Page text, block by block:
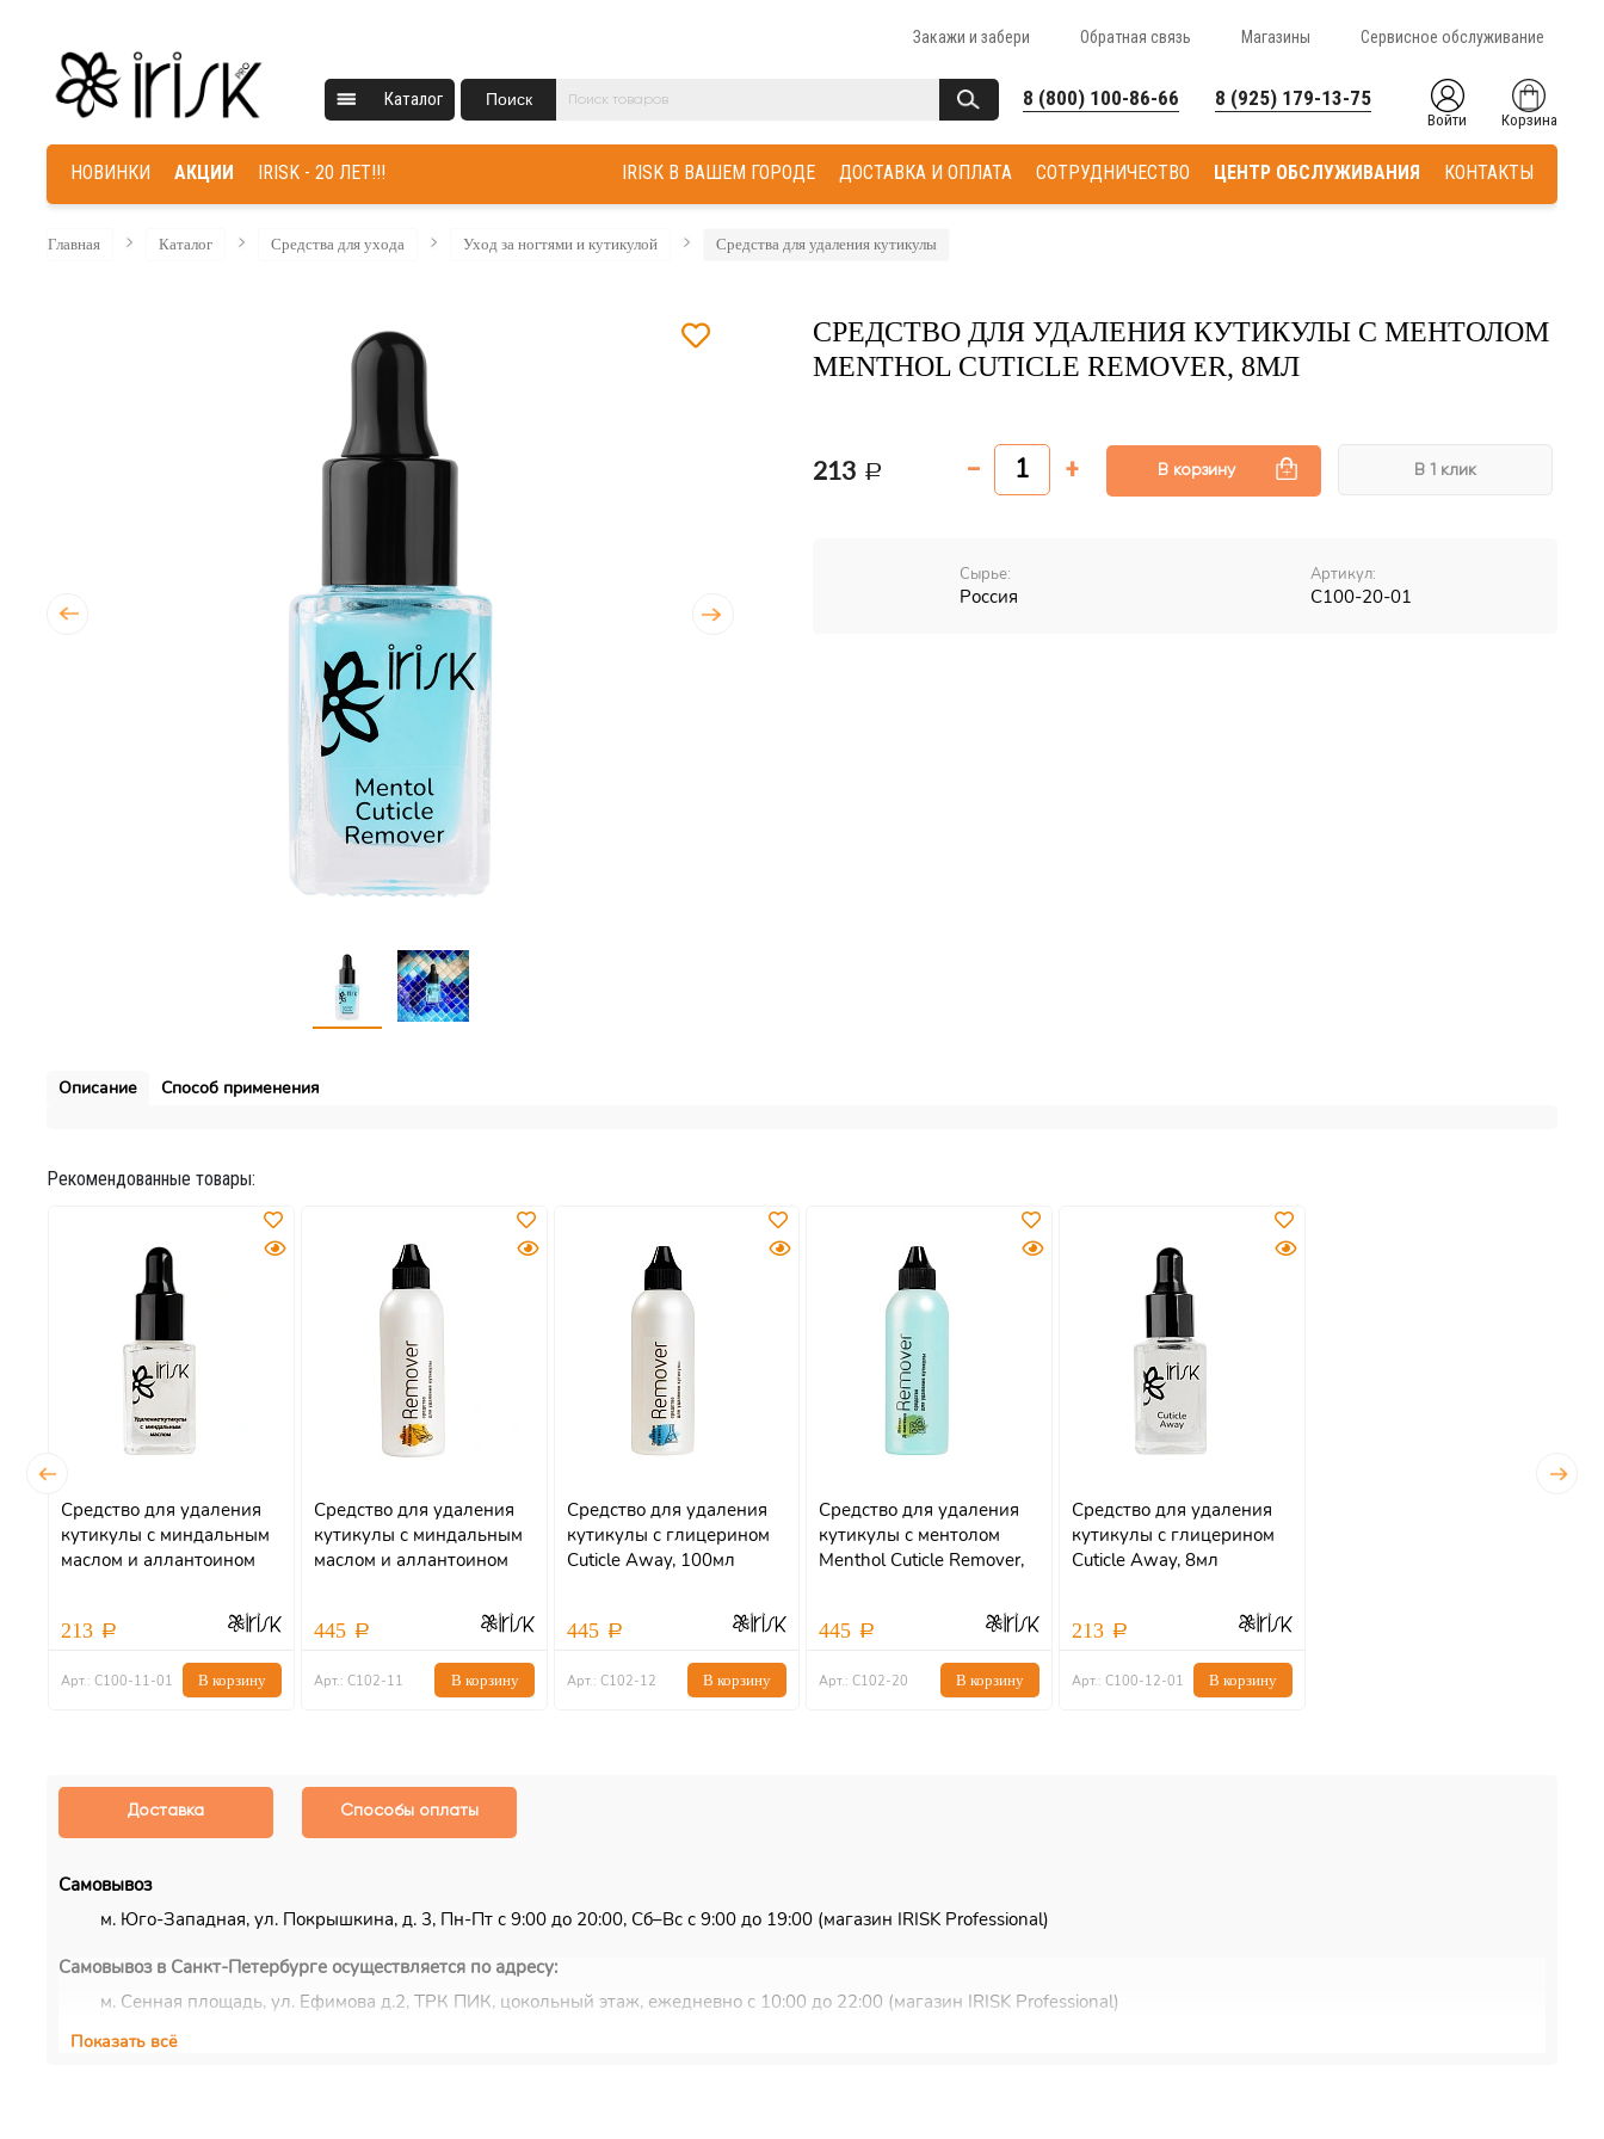
Закажи и забери Обратная связь Магазины Сервисное обслуживание
Каталог Поиск 8 (800) 100-86-66 8 (925) 179-13-75
Войти Корзина
НОВИНКИ АКЦИИ IRISK - 20 ЛЕТ!!! КОНТАКТЫ
ЦЕНТР ОБСЛУЖИВАНИЯ
СОТРУДНИЧЕСТВО
ДОСТАВКА И ОПЛАТА
IRISK В ВАШЕМ ГОРОДЕ
Главная Каталог Средства для ухода Уход за ногтями и кутикулой Средства для удаления кутикулы
СРЕДСТВО ДЛЯ УДАЛЕНИЯ КУТИКУЛЫ С МЕНТОЛОМ
MENTHOL CUTICLE REMOVER, 8МЛ
213 В корзину В 1 клик
Сырье:
Россия
Артикул:
С100-20-01
Описание Способ применения
Рекомендованные товары:
Средство для удаления
кутикулы с миндальным
маслом и аллантоином
213
Арт.: С100-11-01 В корзину
Средство для удаления
кутикулы с миндальным
маслом и аллантоином
445
Арт.: С102-11 В корзину
Средство для удаления
кутикулы с глицерином
Cuticle Away, 100мл
445
Арт.: С102-12 В корзину
Средство для удаления
кутикулы с ментолом
Menthol Cuticle Remover,
445
Арт.: С102-20 В корзину
Средство для удаления
кутикулы с глицерином
Cuticle Away, 8мл
213
Арт.: С100-12-01 В корзину
Доставка Способы оплаты
Самовывоз
м. Юго-Западная, ул. Покрышкина, д. 3, Пн-Пт с 9:00 до 20:00, Сб–Вс с 9:00 до 19:00 (магазин IRISK Professional)
Самовывоз в Санкт-Петербурге осуществляется по адресу:
м. Сенная площадь, ул. Ефимова д.2, ТРК ПИК, цокольный этаж, ежедневно с 10:00 до 22:00 (магазин IRISK Professional)
Курьерская доставка
Показать всё